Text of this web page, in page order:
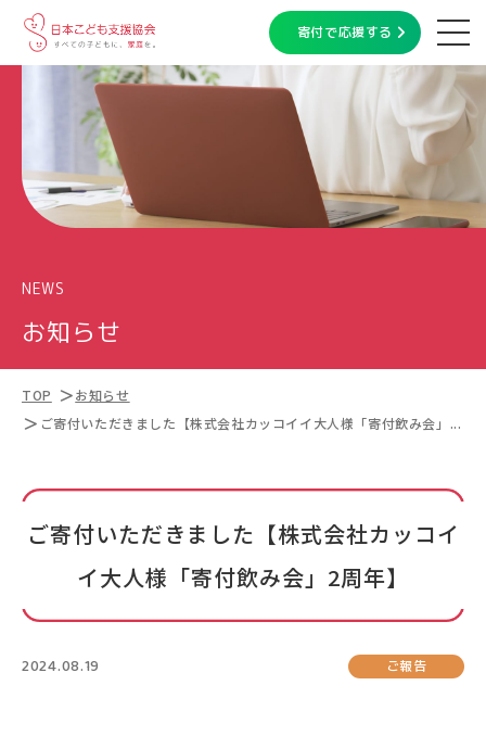
寄付で応援する
NEWS
お知らせ
TOP
お知らせ
ご寄付いただきました【株式会社カッコイイ大人様「寄付飲み会」...
ご寄付いただきました【株式会社カッコイ
イ大人様「寄付飲み会」2周年】
2024.08.19 ご報告